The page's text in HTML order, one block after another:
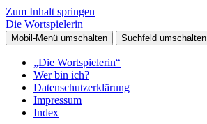
Zum Inhalt springen
Die Wortspielerin
Mobil-Menü umschalten Suchfeld umschalten
„Die Wortspielerin“
Wer bin ich?
Datenschutzerklärung
Impressum
Index